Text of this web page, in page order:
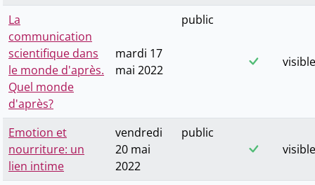
La
communication
scientifique dans
le monde d'après.
Quel monde
d'après?
mardi 17
mai 2022
public
visible
Emotion et
nourriture: un
lien intime
vendredi
20 mai
2022
public
visible